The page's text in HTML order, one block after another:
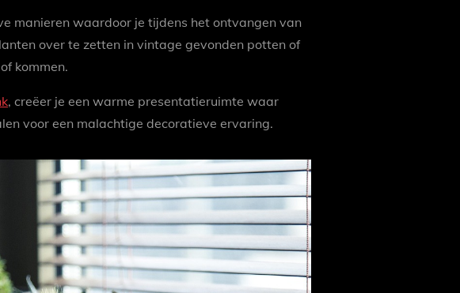
manieren waardoor je tijdens het ontvangen van
over te zetten in vintage gevonden potten of
kommen.
, creëer je een warme presentatieruimte waar
voor een malachtige decoratieve ervaring.